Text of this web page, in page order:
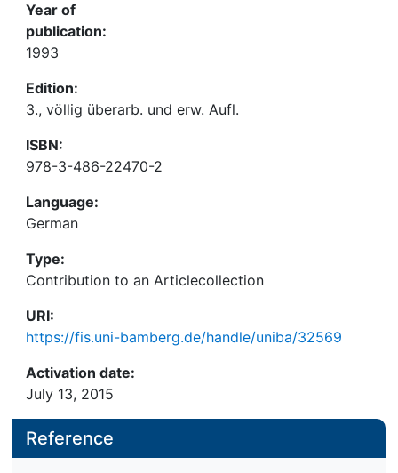
Year of
publication:
1993
Edition:
3., völlig überarb. und erw. Aufl.
ISBN:
978-3-486-22470-2
Language:
German
Type:
Contribution to an Articlecollection
URI:
https://fis.uni-bamberg.de/handle/uniba/32569
Activation date:
July 13, 2015
Reference